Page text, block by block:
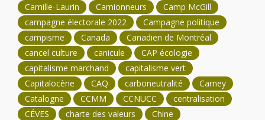
Camille-Laurin
Camionneurs
Camp McGill
campagne électorale 2022
Campagne politique
campisme
Canada
Canadien de Montréal
cancel culture
canicule
CAP écologie
capitalisme marchand
capitalisme vert
Capitalocène
CAQ carboneutralité
Carney
Catalogne
CCMM CCNUCC
centralisation
CÉVES
charte des valeurs
Chine